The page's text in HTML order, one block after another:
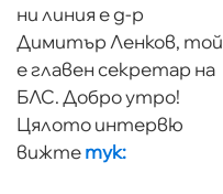
ни линия е д-р
Димитър Ленков, той
е главен секретар на
БЛС. Добро утро!
Цялото интервю
вижтетук: